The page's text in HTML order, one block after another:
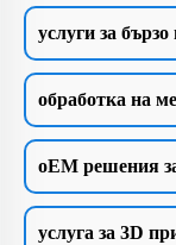
услуги за
обработка на
oEM решения
услуга за 3D